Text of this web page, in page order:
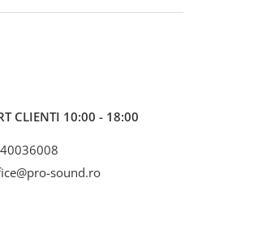
CLIENTI 10:00 - 18:00
sound.ro